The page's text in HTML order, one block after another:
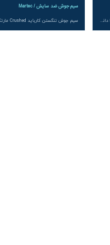
سیم جوش تنگستن کارباید Spherical مارتک فرانسه با دانه بندی های Madur 9205 و Madur 9208، سختی سایشی تا HV 3500، قطرهای ۴ تا ۶٫۵ میلی متر و اجرای اکسی استیلن، پوششی مقاوم در برابر سایش برای صنایع فولاد، معدن و ریخته گری فراهم می کند.
سیم جوش ضد سایش / Martec